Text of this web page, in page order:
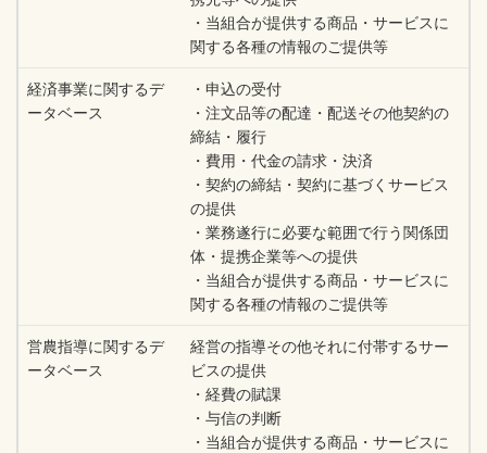
・当組合が提供する商品・サービスに
関する各種の情報のご提供等
経済事業に関するデ
ータベース
・申込の受付
・注文品等の配達・配送その他契約の
締結・履行
・費用・代金の請求・決済
・契約の締結・契約に基づくサービス
の提供
・業務遂行に必要な範囲で行う関係団
体・提携企業等への提供
・当組合が提供する商品・サービスに
関する各種の情報のご提供等
営農指導に関するデ
ータベース
経営の指導その他それに付帯するサー
ビスの提供
・経費の賦課
・与信の判断
・当組合が提供する商品・サービスに